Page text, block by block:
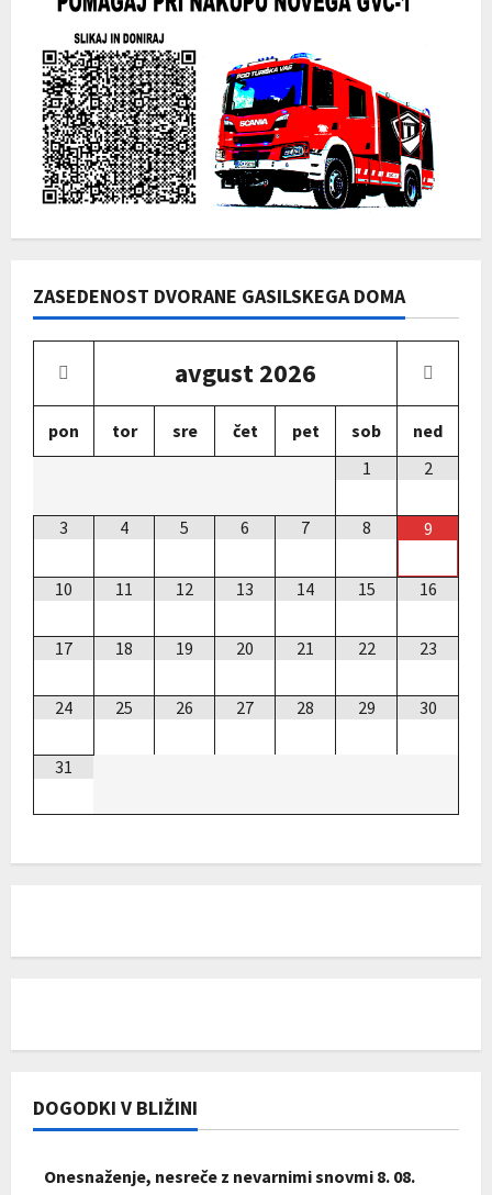
ZASEDENOST DVORANE GASILSKEGA DOMA
avgust2026
pon tor sre čet pet sob
ned
1
2
3 4 5 6 7 8 9
10 11 12 13 14 15 16
17 18 19 20 21 22 23
24 25 26 27 28 29 30
31
DOGODKI V BLIŽINI
Onesnaženje, nesreče z nevarnimi snovmi 8. 08.